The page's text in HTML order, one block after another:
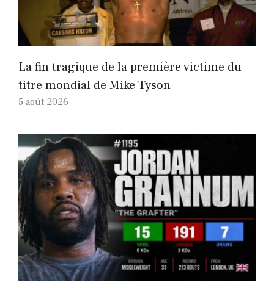
La fin tragique de la première victime du
titre mondial de Mike Tyson
5 août 2026